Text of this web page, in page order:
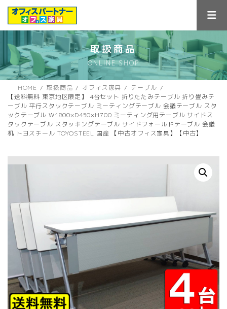
ス
キ
ン
に
取扱商品
ONLINE SHOP
HOME 取扱商品 オフィス家具
テーブル
【送料無料 東京地区限定】 4台セット 折りたたみテーブル 折り畳みテ
ーブル 平行スタックテーブル ミーティングテーブル 会議テーブル スタ
ックテーブル W1800×D450×H700 ミーティング用テーブル サイドス
タックテーブル スタッキングテーブル サイドフォールドテーブル 会議
机 トヨスチール TOYOSTEEL 国産 【中古オフィス家具】【中古】